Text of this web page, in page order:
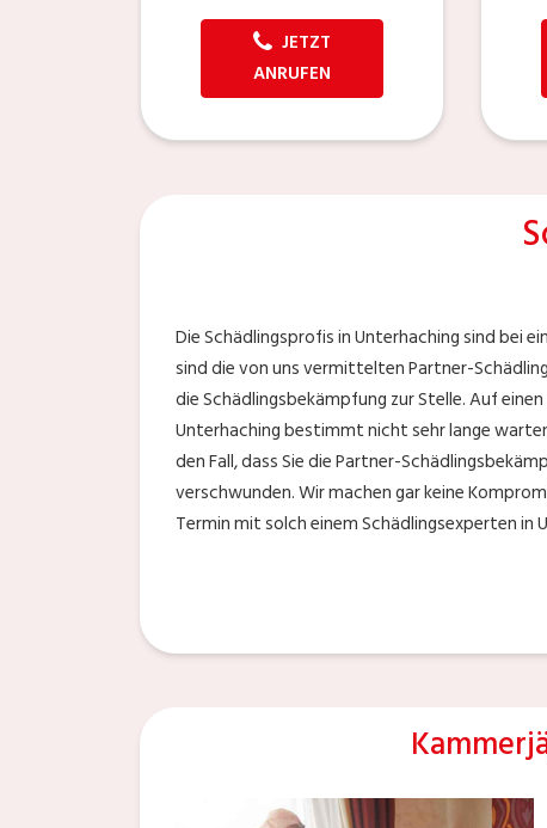
JETZT
ANRUFEN
Die Schädlingsprofis in Unterhaching sind bei
sind die von uns vermittelten Partner-
die Schädlingsbekämpfung zur Stelle. Auf
Unterhaching bestimmt nicht sehr lange
den Fall, dass Sie die Partner-
verschwunden. Wir machen gar keine
Termin mit solch einem Schädlingsexperten in